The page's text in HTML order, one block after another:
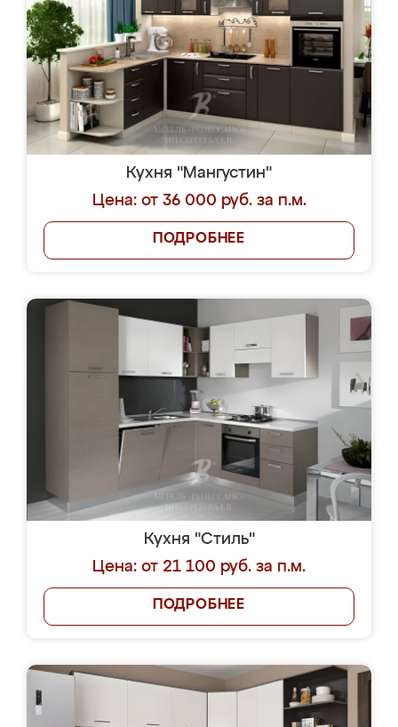
Кухня "Мангустин"
Цена: от 36 000 руб. за п.м.
ПОДРОБНЕЕ
Кухня "Стиль"
Цена: от 21 100 руб. за п.м.
ПОДРОБНЕЕ